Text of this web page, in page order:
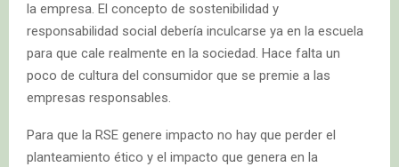
la empresa. El concepto de sostenibilidad y
responsabilidad social debería inculcarse ya en la escuela
para que cale realmente en la sociedad. Hace falta un
poco de cultura del consumidor que se premie a las
empresas responsables.
Para que la RSE genere impacto no hay que perder el
planteamiento ético y el impacto que genera en la